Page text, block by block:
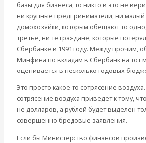
базы для бизнеса, то никто в это не
ни крупные предприниматели, ни малый
домохозяйки, которым обещают то одно,
третье, ни те граждане, которые
Сбербанке в 1991 году. Между прочим,
Минфина по вкладам в Сбербанк на тот
оценивается в несколько годовых
Это просто какое-то сотрясение
сотрясение воздуха приведет к тому,
не долларов, а рублей будет выделен
совершенно бредовые заявления.
Если бы Министерство финансов